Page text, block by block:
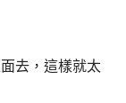
去，這樣就太